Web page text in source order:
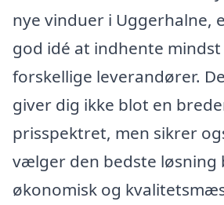
nye vinduer i Uggerhalne,
god idé at indhente
forskellige leverandører.
giver dig ikke blot en
prisspektret, men sikrer
vælger den bedste løsning
økonomisk og